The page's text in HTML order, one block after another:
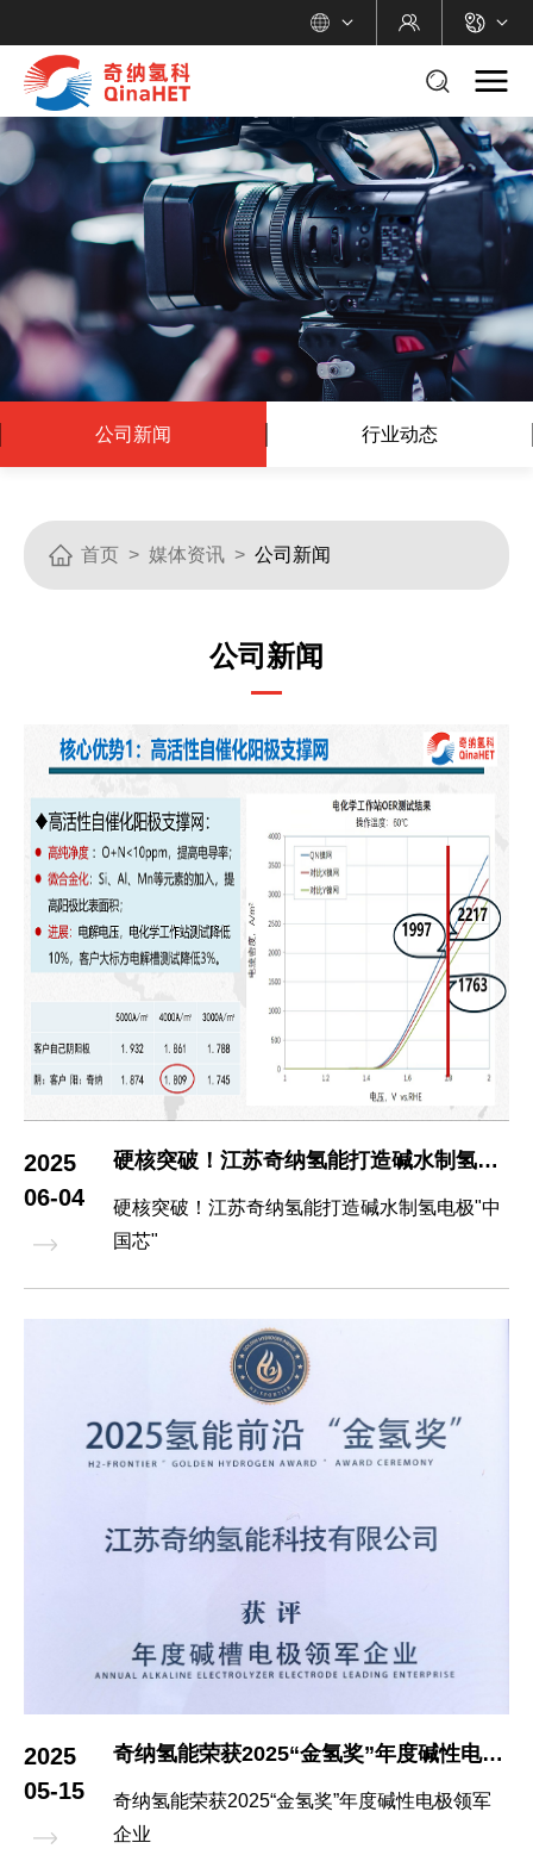
公司新闻 行业动态
首页 > 媒体资讯 > 公司新闻
公司新闻
2025
06-04
硬核突破！江苏奇纳氢能打造碱水制氢电极
硬核突破！江苏奇纳氢能打造碱水制氢电极"中
国芯"
2025
05-15
奇纳氢能荣获2025“金氢奖”年度碱性电极领军企业
奇纳氢能荣获2025“金氢奖”年度碱性电极领军
企业